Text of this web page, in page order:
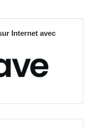
Internet avec